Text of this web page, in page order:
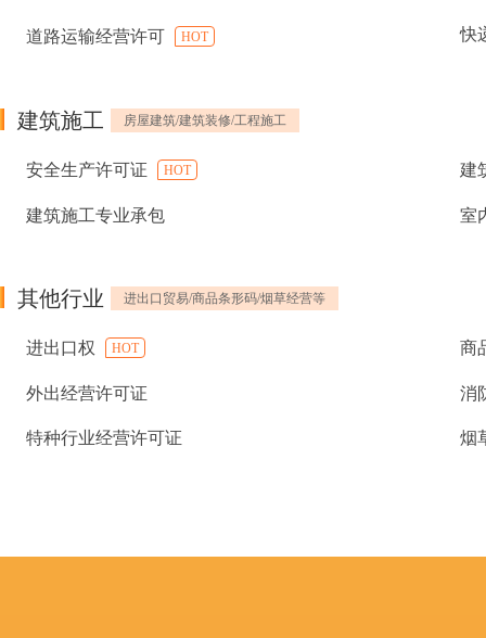
道路运输经营许可 HOT 快
建筑施工 房屋建筑/建筑装修/工程施工
安全生产许可证 HOT 建
建筑施工专业承包 室
其他行业 进出口贸易/商品条形码/烟草经营等
进出口权 HOT 商
外出经营许可证 消
特种行业经营许可证 烟